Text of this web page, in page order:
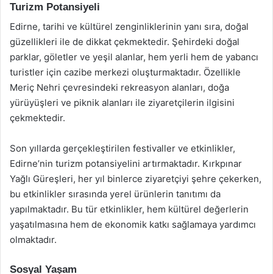
Turizm Potansiyeli
Edirne, tarihi ve kültürel zenginliklerinin yanı sıra, doğal
güzellikleri ile de dikkat çekmektedir. Şehirdeki doğal
parklar, göletler ve yeşil alanlar, hem yerli hem de yabancı
turistler için cazibe merkezi oluşturmaktadır. Özellikle
Meriç Nehri çevresindeki rekreasyon alanları, doğa
yürüyüşleri ve piknik alanları ile ziyaretçilerin ilgisini
çekmektedir.
Son yıllarda gerçekleştirilen festivaller ve etkinlikler,
Edirne’nin turizm potansiyelini artırmaktadır. Kırkpınar
Yağlı Güreşleri, her yıl binlerce ziyaretçiyi şehre çekerken,
bu etkinlikler sırasında yerel ürünlerin tanıtımı da
yapılmaktadır. Bu tür etkinlikler, hem kültürel değerlerin
yaşatılmasına hem de ekonomik katkı sağlamaya yardımcı
olmaktadır.
Sosyal Yaşam